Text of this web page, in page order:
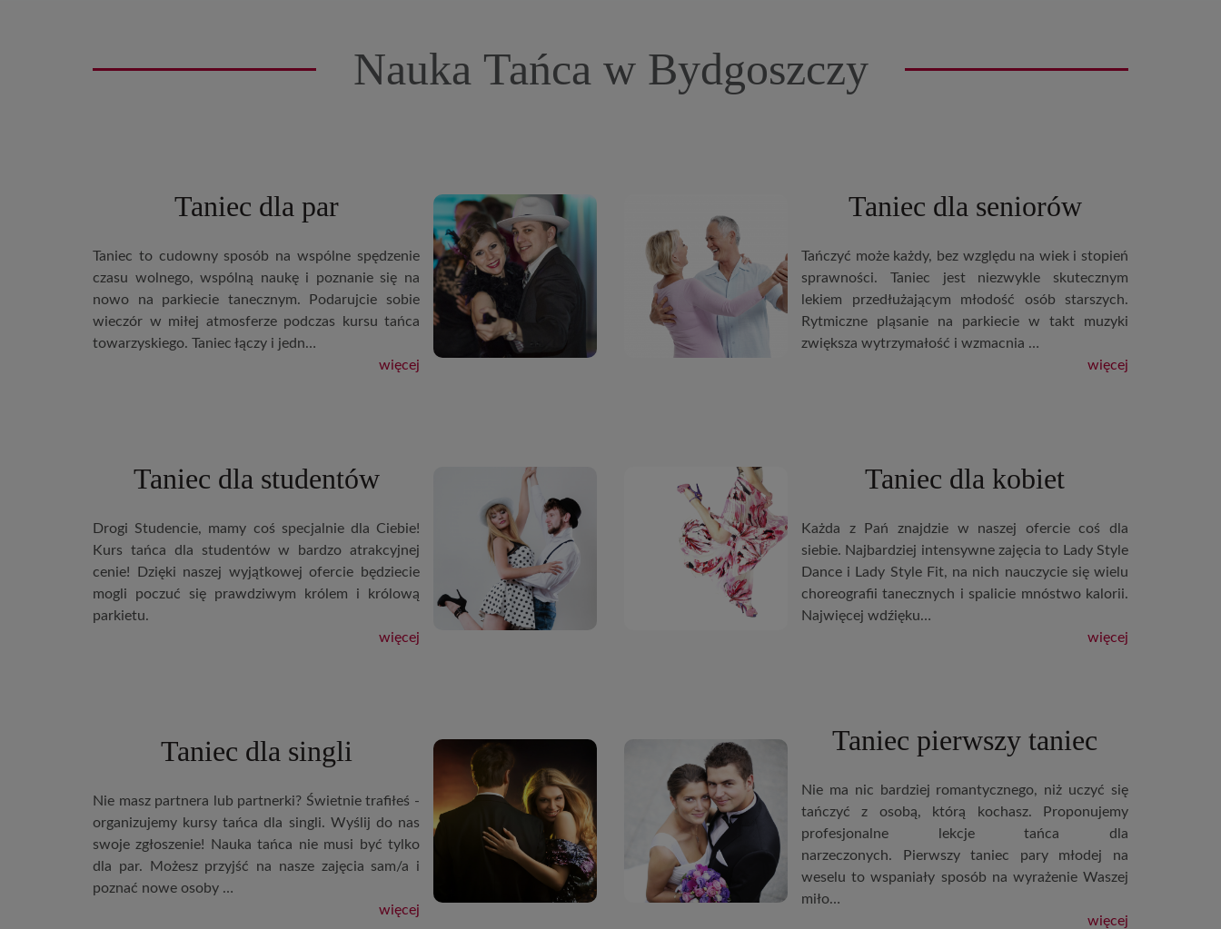
Nauka Tańca w Bydgoszczy
Taniec dla par
Taniec to cudowny sposób na wspólne spędzenie
czasu wolnego, wspólną naukę i poznanie się na
nowo na parkiecie tanecznym. Podarujcie sobie
wieczór w miłej atmosferze podczas kursu tańca
towarzyskiego. Taniec łączy i jedn…
więcej
Taniec dla seniorów
Tańczyć może każdy, bez względu na wiek i stopień
sprawności. Taniec jest niezwykle skutecznym
lekiem przedłużającym młodość osób starszych.
Rytmiczne pląsanie na parkiecie w takt muzyki
zwiększa wytrzymałość i wzmacnia …
więcej
Taniec dla studentów
Drogi Studencie, mamy coś specjalnie dla Ciebie!
Kurs tańca dla studentów w bardzo atrakcyjnej
cenie! Dzięki naszej wyjątkowej ofercie będziecie
mogli poczuć się prawdziwym królem i królową
parkietu.
więcej
Taniec dla kobiet
Każda z Pań znajdzie w naszej ofercie coś dla
siebie. Najbardziej intensywne zajęcia to Lady Style
Dance i Lady Style Fit, na nich nauczycie się wielu
choreografii tanecznych i spalicie mnóstwo kalorii.
Najwięcej wdźięku…
więcej
Taniec dla singli
Nie masz partnera lub partnerki? Świetnie trafiłeś -
organizujemy kursy tańca dla singli. Wyślij do nas
swoje zgłoszenie! Nauka tańca nie musi być tylko
dla par. Możesz przyjść na nasze zajęcia sam/a i
poznać nowe osoby …
więcej
Taniec pierwszy taniec
Nie ma nic bardziej romantycznego, niż uczyć się
tańczyć z osobą, którą kochasz. Proponujemy
profesjonalne lekcje tańca dla
narzeczonych. Pierwszy taniec pary młodej na
weselu to wspaniały sposób na wyrażenie Waszej
miło…
więcej